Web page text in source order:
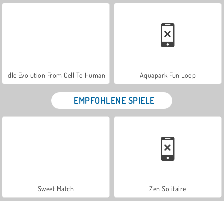
Idle Evolution From Cell To Human Aquapark Fun Loop
EMPFOHLENE SPIELE
Sweet Match Zen Solitaire